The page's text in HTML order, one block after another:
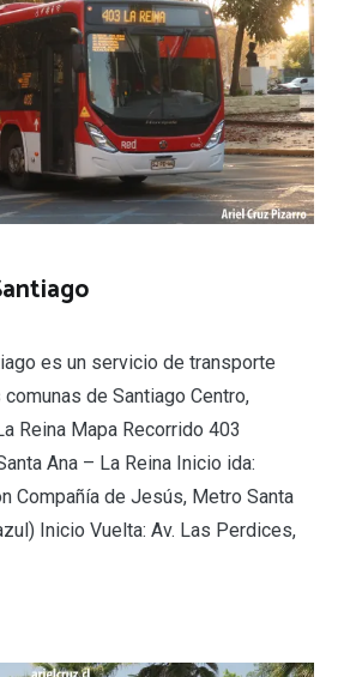
es un servicio de transporte
de Santiago Centro,
Reina Mapa Recorrido 403
Ana – La Reina Inicio ida:
Compañía de Jesús, Metro Santa
Inicio Vuelta: Av. Las Perdices,